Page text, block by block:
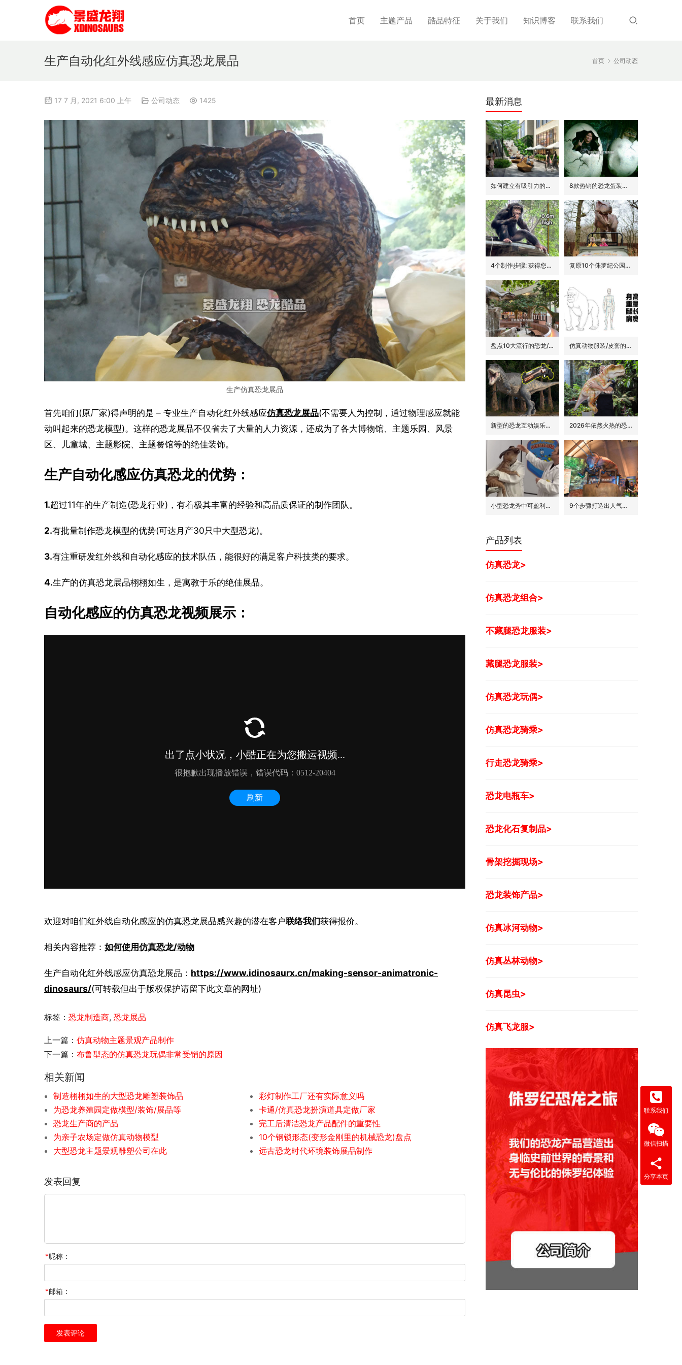
首页 主题产品 酷品特征 关于我们 知识博客 联系我们
首页 公司动态
生产自动化红外线感应仿真恐龙展品
17 7 月, 2021 6:00 上午 公司动态 1425
生产仿真恐龙展品
首先咱们(原厂家)得声明的是 – 专业生产自动化红外线感应仿真恐龙展品(不需要人为控制，通过物理感应就能
动叫起来的恐龙模型)。这样的恐龙展品不仅省去了大量的人力资源，还成为了各大博物馆、主题乐园、风景
区、儿童城、主题影院、主题餐馆等的绝佳装饰。
生产自动化感应仿真恐龙的优势：
1.超过11年的生产制造(恐龙行业)，有着极其丰富的经验和高品质保证的制作团队。
2.有批量制作恐龙模型的优势(可达月产30只中大型恐龙)。
3.有注重研发红外线和自动化感应的技术队伍，能很好的满足客户科技类的要求。
4.生产的仿真恐龙展品栩栩如生，是寓教于乐的绝佳展品。
自动化感应的仿真恐龙视频展示：
欢迎对咱们红外线自动化感应的仿真恐龙展品感兴趣的潜在客户联络我们获得报价。
相关内容推荐： 如何使用仿真恐龙/动物
生产自动化红外线感应仿真恐龙展品： https://www.idinosaurx.cn/making-sensor-animatronic-
dinosaurs/(可转载但出于版权保护请留下此文章的网址)
标签： 恐龙制造商, 恐龙展品
上一篇： 仿真动物主题景观产品制作
下一篇： 布鲁型态的仿真恐龙玩偶非常受销的原因
相关新闻
制造栩栩如生的大型恐龙雕塑装饰品
彩灯制作工厂还有实际意义吗
为恐龙养殖园定做模型/装饰/展品等
卡通/仿真恐龙扮演道具定做厂家
恐龙生产商的产品
完工后清洁恐龙产品配件的重要性
为亲子农场定做仿真动物模型
10个钢锁形态(变形金刚里的机械恐龙)盘点
大型恐龙主题景观雕塑公司在此
远古恐龙时代环境装饰展品制作
发表回复
*昵称：
*邮箱：
最新消息
如何建立有吸引力的商场外围(恐龙或流行主题) 8款热销的恐龙蛋装饰(模型/雕塑)供参考
4个制作步骤: 获得您的动物手偶 复原10个侏罗纪公园里的经典恐龙品种
盘点10大流行的恐龙/侏罗纪主题花园餐吧的景观装饰 仿真动物服装/皮套的6大卖点
新型的恐龙互动娱乐设备/设施: 激光枪射击启动恐龙 2026年依然火热的恐龙手偶道具
小型恐龙秀中可盈利的7种模式 9个步骤打造出人气旺的巨型昆虫世界展
产品列表
仿真恐龙>
仿真恐龙组合>
不藏腿恐龙服装>
藏腿恐龙服装>
仿真恐龙玩偶>
仿真恐龙骑乘>
行走恐龙骑乘>
恐龙电瓶车>
恐龙化石复制品>
骨架挖掘现场>
恐龙装饰产品>
仿真冰河动物>
仿真丛林动物>
仿真昆虫>
仿真飞龙服>
联系我们
微信扫描
分享本页